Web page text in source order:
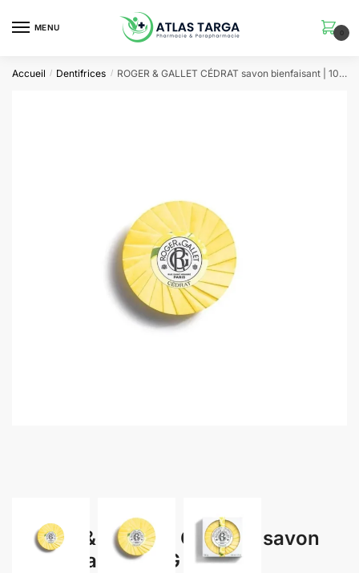
MENU
0
Accueil / Dentifrices / ROGER & GALLET CÉDRAT savon bienfaisant | 100G
ROGER & GALLET CÉDRAT savon
bienfaisant | 100G